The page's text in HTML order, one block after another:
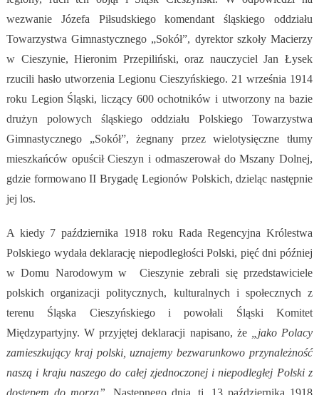
wezwanie Józefa Piłsudskiego komendant śląskiego oddziału
Towarzystwa Gimnastycznego „Sokół”, dyrektor szkoły Macierzy
w Cieszynie, Hieronim Przepiliński, oraz nauczyciel Jan Łysek
rzucili hasło utworzenia Legionu Cieszyńskiego. 21 września 1914
roku Legion Śląski, liczący 600 ochotników i utworzony na bazie
drużyn polowych śląskiego oddziału Polskiego Towarzystwa
Gimnastycznego „Sokół”, żegnany przez wielotysięczne tłumy
mieszkańców opuścił Cieszyn i odmaszerował do Mszany Dolnej,
gdzie formowano II Brygadę Legionów Polskich, dzieląc następnie
jej los.
A kiedy 7 października 1918 roku Rada Regencyjna Królestwa
Polskiego wydała deklarację niepodległości Polski, pięć dni później
w Domu Narodowym w Cieszynie zebrali się przedstawiciele
polskich organizacji politycznych, kulturalnych i społecznych z
terenu Śląska Cieszyńskiego i powołali Śląski Komitet
Międzypartyjny. W przyjętej deklaracji napisano, że
„jako Polacy
zamieszkujący kraj polski, uznajemy bezwarunkowo przynależność
naszą i kraju naszego do całej zjednoczonej i niepodległej Polski z
dostępem do morza”. Następnego dnia, tj. 13 października 1918